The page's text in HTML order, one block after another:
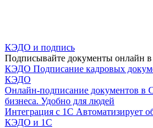
КЭДО и подпись
Подписывайте документы онлайн
КЭДО Подписание кадровых
КЭДО
Онлайн-подписание документов в
бизнеса. Удобно для людей
Интеграция с 1С Автоматизирует
КЭДО и 1С